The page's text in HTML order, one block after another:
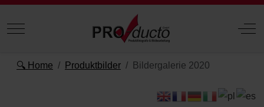
Mobile Menu Toggle Off-
🔍 Home Produktbilder Bildergalerie 2020